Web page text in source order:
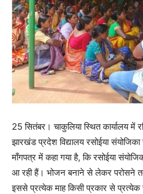
25 सितंबर। चाकुलिया स्थित कार्यालय में
झारखंड प्रदेश विद्यालय रसोईया
माँगपत्र में कहा गया है, कि रसोईया
आ रही हैं। भोजन बनाने से लेकर परोसने
इससे प्रत्येक माह किसी प्रकार से